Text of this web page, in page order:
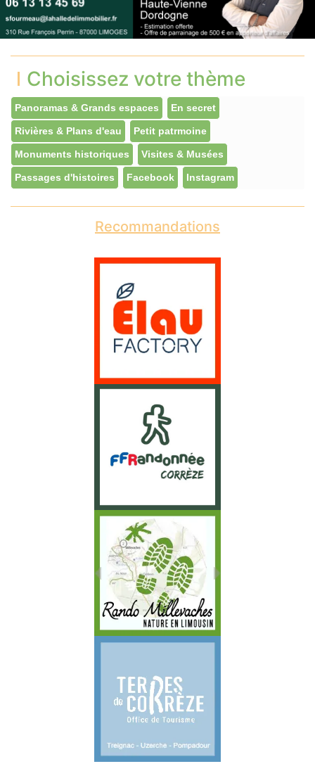
Choisissez votre thème
Panoramas & Grands espaces En secret
Rivières & Plans d'eau Petit patrmoine
Monuments historiques Visites & Musées
Passages d'histoires Facebook Instagram
Recommandations